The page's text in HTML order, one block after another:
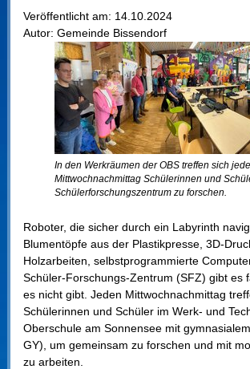
Veröffentlicht am: 14.10.2024
Autor: Gemeinde Bissendorf
In den Werkräumen der OBS treffen sich
Mittwochnachmittag Schülerinnen und
Schülerforschungszentrum zu forschen.
Roboter, die sicher durch ein Labyrinth
Blumentöpfe aus der Plastikpresse, 3D-
Holzarbeiten, selbstprogrammierte
Schüler-Forschungs-Zentrum (SFZ) gibt es
es nicht gibt. Jeden Mittwochnachmittag
Schülerinnen und Schüler im Werk- und
Oberschule am Sonnensee mit
GY), um gemeinsam zu forschen und mit
zu arbeiten.